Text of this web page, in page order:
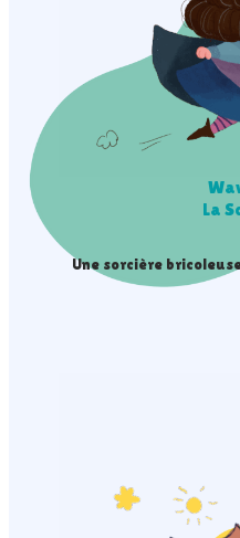
La
Une sorcière